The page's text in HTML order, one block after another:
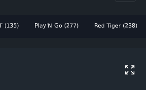
(135) Play'N Go (277) Red Tiger (238)